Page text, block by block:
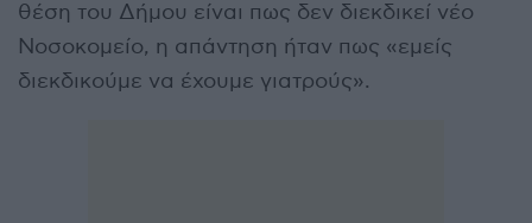
θέση του Δήμου είναι πως δεν διεκδικεί νέο
Νοσοκομείο, η απάντηση ήταν πως «εμείς
διεκδικούμε να έχουμε γιατρούς».